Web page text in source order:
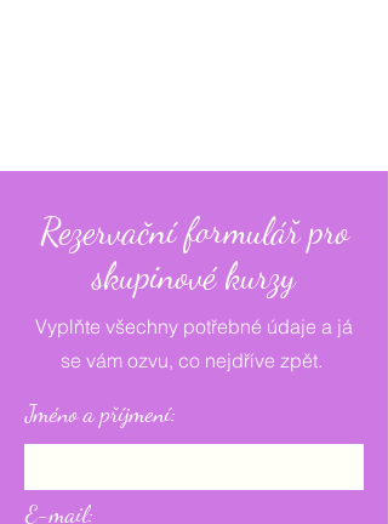
Rezervační formulář pro
skupinové kurzy
Vyplňte všechny potřebné údaje a já
se vám ozvu, co nejdříve zpět.
Jméno a příjmení:
E-mail: